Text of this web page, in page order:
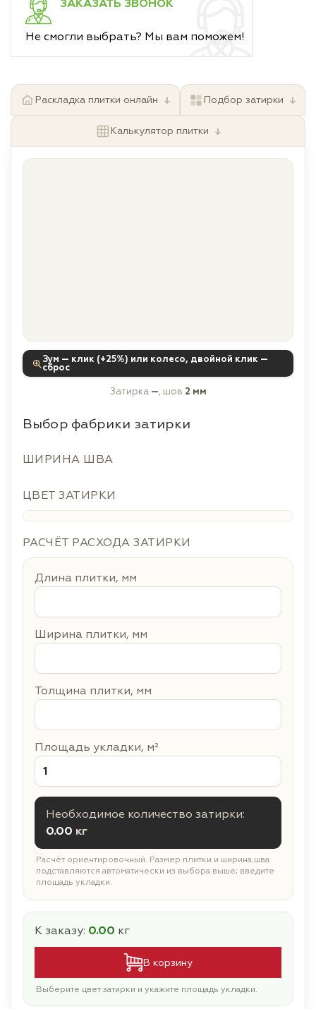
ЗАКАЗАТЬ ЗВОНОК
Не смогли выбрать? Мы вам поможем!
Раскладка плитки онлайн ↓ Подбор затирки ↓
Калькулятор плитки ↓
Зум — клик (+25%) или колесо, двойной клик —
сброс
Затирка —, шов 2 мм
Выбор фабрики затирки
ШИРИНА ШВА
ЦВЕТ ЗАТИРКИ
РАСЧЁТ РАСХОДА ЗАТИРКИ
Длина плитки, мм
Ширина плитки, мм
Толщина плитки, мм
Площадь укладки, м²
Необходимое количество затирки:
0.00 кг
Расчёт ориентировочный. Размер плитки и ширина шва
подставляются автоматически из выбора выше; введите
площадь укладки.
К заказу: 0.00 кг
В корзину
Выберите цвет затирки и укажите площадь укладки.